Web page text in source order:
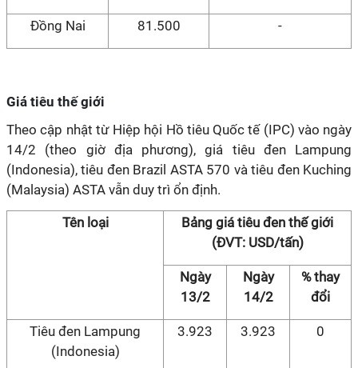
Đồng Nai 81.500 -
Giá tiêu thế giới
Theo cập nhật từ Hiệp hội Hồ tiêu Quốc tế (IPC) vào ngày
14/2 (theo giờ địa phương), giá tiêu đen Lampung
(Indonesia), tiêu đen Brazil ASTA 570 và tiêu đen Kuching
(Malaysia) ASTA vẫn duy trì ổn định.
Tên loại
Bảng giá tiêu đen thế giới
(ĐVT: USD/tấn)
Ngày
13/2
Ngày
14/2
% thay
đổi
Tiêu đen Lampung
(Indonesia)
3.923 3.923 0